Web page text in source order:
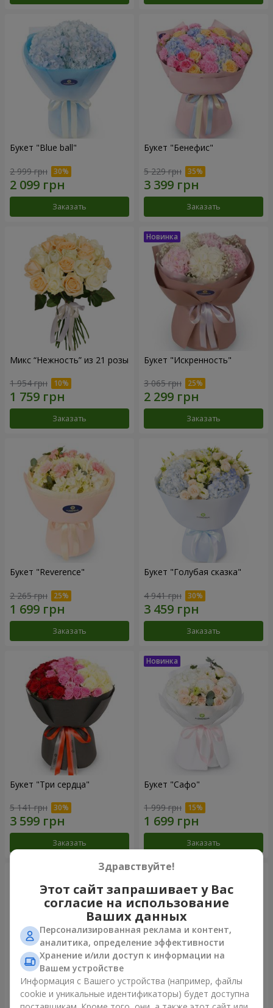
Букет "Blue ball"
2 999 грн
Заказать
Букет "Бенефис"
5 229 грн
Заказать
Микс “Нежность” из 21 розы
1 954 грн
Заказать
Букет "Искренность"
3 065 грн
Заказать
Букет "Reverence"
2 265 грн
Заказать
Букет "Голубая сказка"
4 941 грн
Заказать
Букет "Три сердца"
5 141 грн
Заказать
Букет "Сафо"
1 999 грн
Заказать
Букет "Tarnis" Монобукет из 9 белых роз
Здравствуйте!
Этот сайт запрашивает у Вас
согласие на использование
Ваших данных
Персонализированная реклама и контент,
аналитика, определение эффективности
Хранение и/или доступ к информации на
Вашем устройстве
Информация с Вашего устройства (например, файлы
cookie и уникальные идентификаторы) будет доступна